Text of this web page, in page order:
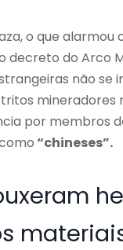
o que
do Arco
não se
mineradores
por membros
“chineses”.